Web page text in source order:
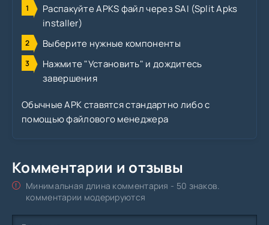
Распакуйте APKS файл через SAI (Split Apks
installer)
Выберите нужные компоненты
Нажмите "Установить" и дождитесь
завершения
Обычные APK ставятся стандартно либо с
помощью файлового менеджера
Комментарии и отзывы
Минимальная длина комментария - 50 знаков.
комментарии модерируются